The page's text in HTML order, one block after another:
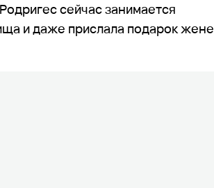
сейчас занимается
и даже прислала подарок жене